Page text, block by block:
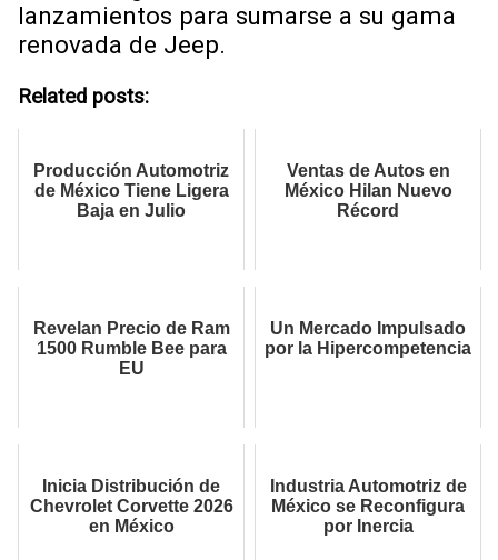
lanzamientos para sumarse a su gama
renovada de Jeep.
Related posts:
Producción Automotriz
de México Tiene Ligera
Baja en Julio
Ventas de Autos en
México Hilan Nuevo
Récord
Revelan Precio de Ram
1500 Rumble Bee para
EU
Un Mercado Impulsado
por la Hipercompetencia
Inicia Distribución de
Chevrolet Corvette 2026
en México
Industria Automotriz de
México se Reconfigura
por Inercia